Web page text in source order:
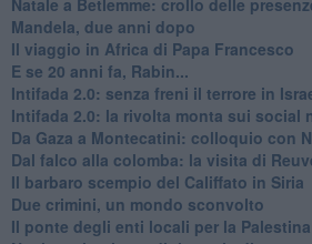
Mandela, due anni dopo
Il viaggio in Africa di Papa Francesco
E se 20 anni fa, Rabin...
Intifada 2.0: senza freni il terrore in
Intifada 2.0: la rivolta monta sui social
Da Gaza a Montecatini: colloquio con
Dal falco alla colomba: la visita di
Il barbaro scempio del Califfato in Siria
Due crimini, un mondo sconvolto
Il ponte degli enti locali per la Palestina